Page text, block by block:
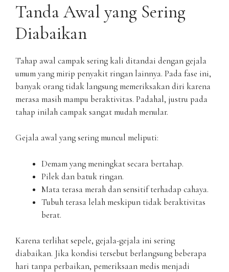
Tanda Awal yang Sering
Diabaikan
Tahap awal campak sering kali ditandai dengan gejala
umum yang mirip penyakit ringan lainnya. Pada fase ini,
banyak orang tidak langsung memeriksakan diri karena
merasa masih mampu beraktivitas. Padahal, justru pada
tahap inilah campak sangat mudah menular.
Gejala awal yang sering muncul meliputi:
Demam yang meningkat secara bertahap.
Pilek dan batuk ringan.
Mata terasa merah dan sensitif terhadap cahaya.
Tubuh terasa lelah meskipun tidak beraktivitas
berat.
Karena terlihat sepele, gejala-gejala ini sering
diabaikan. Jika kondisi tersebut berlangsung beberapa
hari tanpa perbaikan, pemeriksaan medis menjadi